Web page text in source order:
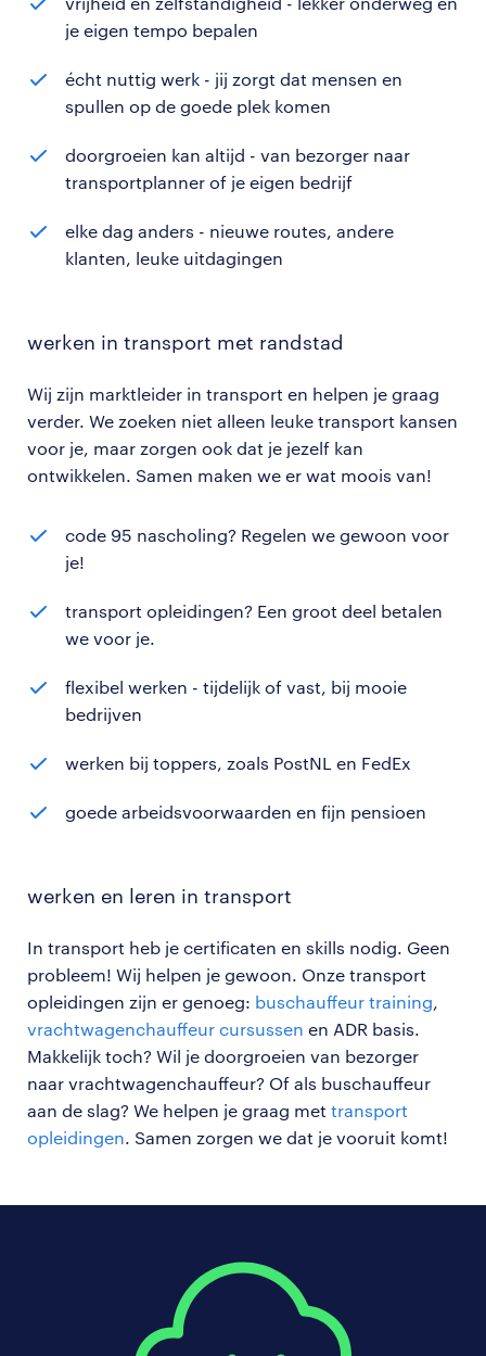
je eigen tempo bepalen
écht nuttig werk - jij zorgt dat mensen en
spullen op de goede plek komen
doorgroeien kan altijd - van bezorger naar
transportplanner of je eigen bedrijf
elke dag anders - nieuwe routes, andere
klanten, leuke uitdagingen
werken in transport met randstad
Wij zijn marktleider in transport en helpen je graag
verder. We zoeken niet alleen leuke transport kansen
voor je, maar zorgen ook dat je jezelf kan
ontwikkelen. Samen maken we er wat moois van!
code 95 nascholing? Regelen we gewoon voor
je!
transport opleidingen? Een groot deel betalen
we voor je.
flexibel werken - tijdelijk of vast, bij mooie
bedrijven
werken bij toppers, zoals PostNL en FedEx
goede arbeidsvoorwaarden en fijn pensioen
werken en leren in transport
In transport heb je certificaten en skills nodig. Geen
probleem! Wij helpen je gewoon. Onze transport
opleidingen zijn er genoeg: buschauffeur training,
vrachtwagenchauffeur cursussen en ADR basis.
Makkelijk toch? Wil je doorgroeien van bezorger
naar vrachtwagenchauffeur? Of als buschauffeur
aan de slag? We helpen je graag met transport
opleidingen. Samen zorgen we dat je vooruit komt!